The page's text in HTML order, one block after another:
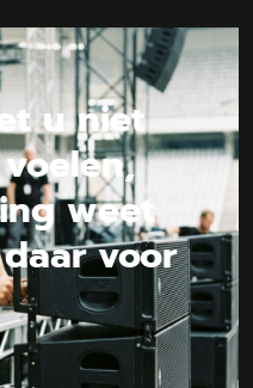
u niet
weet
voor